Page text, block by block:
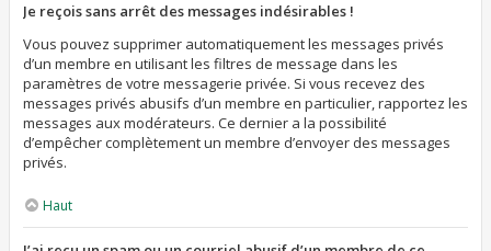
Je reçois sans arrêt des messages indésirables !
Vous pouvez supprimer automatiquement les messages privés
d’un membre en utilisant les filtres de message dans les
paramètres de votre messagerie privée. Si vous recevez des
messages privés abusifs d’un membre en particulier, rapportez les
messages aux modérateurs. Ce dernier a la possibilité
d’empêcher complètement un membre d’envoyer des messages
privés.
Haut